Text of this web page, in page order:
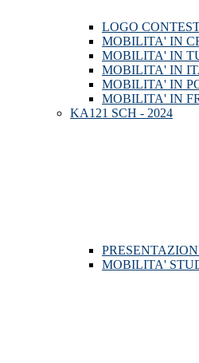
LOGO
MOBILITA' IN
MOBILITA' IN
MOBILITA' IN
MOBILITA' IN
MOBILITA' IN
KA121 SCH - 2024
MOBILITA'